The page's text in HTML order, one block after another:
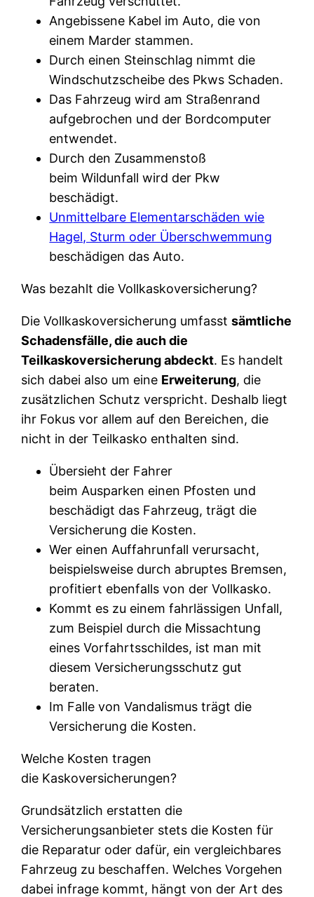
Angebissene Kabel im Auto, die von
einem Marder stammen.
Durch einen Steinschlag nimmt die
Windschutzscheibe des Pkws Schaden.
Das Fahrzeug wird am Straßenrand
aufgebrochen und der Bordcomputer
entwendet.
Durch den Zusammenstoß
beim Wildunfall wird der Pkw
beschädigt.
Unmittelbare Elementarschäden wie
Hagel, Sturm oder Überschwemmung
beschädigen das Auto.
Was bezahlt die Vollkaskoversicherung?
Die Vollkaskoversicherung umfasstsämtliche
Schadensfälle, die auch die
Teilkaskoversicherung abdeckt. Es handelt
sich dabei also um eine Erweiterung, die
zusätzlichen Schutz verspricht. Deshalb liegt
ihr Fokus vor allem auf den Bereichen, die
nicht in der Teilkasko enthalten sind.
Übersieht der Fahrer
beim Ausparken einen Pfosten und
beschädigt das Fahrzeug, trägt die
Versicherung die Kosten.
Wer einen Auffahrunfall verursacht,
beispielsweise durch abruptes Bremsen,
profitiert ebenfalls von der Vollkasko.
Kommt es zu einem fahrlässigen Unfall,
zum Beispiel durch die Missachtung
eines Vorfahrtsschildes, ist man mit
diesem Versicherungsschutz gut
beraten.
Im Falle von Vandalismus trägt die
Versicherung die Kosten.
Welche Kosten tragen
die Kaskoversicherungen?
Grundsätzlich erstatten die
Versicherungsanbieter stets die Kosten für
die Reparatur oder dafür, ein vergleichbares
Fahrzeug zu beschaffen. Welches Vorgehen
dabei infrage kommt, hängt von der Art des